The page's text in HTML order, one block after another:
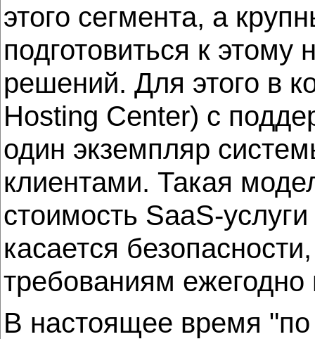
этого сегмента, а
подготовиться к
решений. Для этого в
Hosting Center) с
один экземпляр
клиентами. Такая
стоимость SaaS-
касается
требованиям
В настоящее время